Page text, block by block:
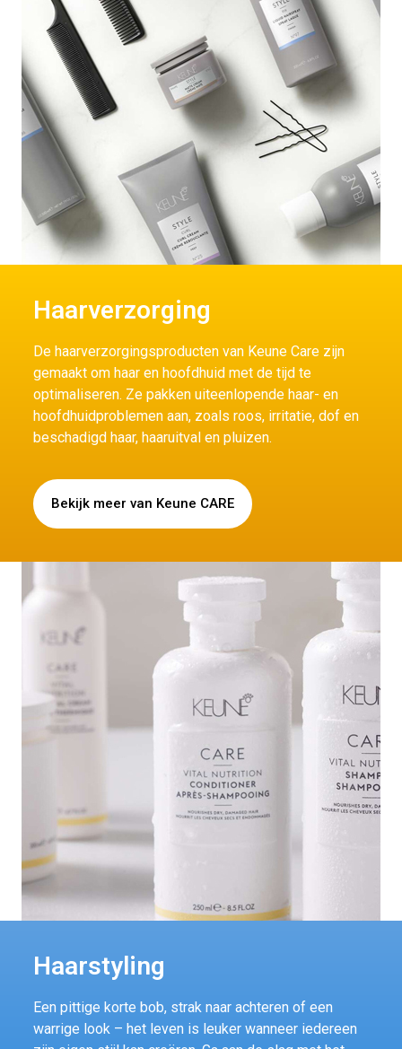
Haarverzorging
De haarverzorgingsproducten van Keune Care zijn
gemaakt om haar en hoofdhuid met de tijd te
optimaliseren. Ze pakken uiteenlopende haar- en
hoofdhuidproblemen aan, zoals roos, irritatie, dof en
beschadigd haar, haaruitval en pluizen.
Bekijk meer van Keune CARE
Haarstyling
Een pittige korte bob, strak naar achteren of een
warrige look – het leven is leuker wanneer iedereen